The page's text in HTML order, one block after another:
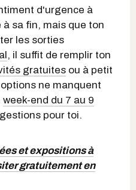
d'urgence à
sa fin, mais que ton
les sorties
, il suffit de remplir ton
gratuites ou à petit
ne manquent
week-end du 7 au 9
pour toi.
et expositions à
gratuitement en